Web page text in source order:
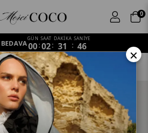
0
GÜN
00:
SAAT
02:
DAKİKA
31 :
SANİYE
46
Su Yeşili - Classic Pamuk Eşarp
×